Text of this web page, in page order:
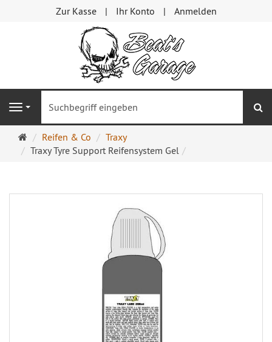
Zur Kasse Ihr Konto Anmelden
Navigation
Startseite
Reifen & Co
Traxy
Traxy Tyre Support Reifensystem Gel